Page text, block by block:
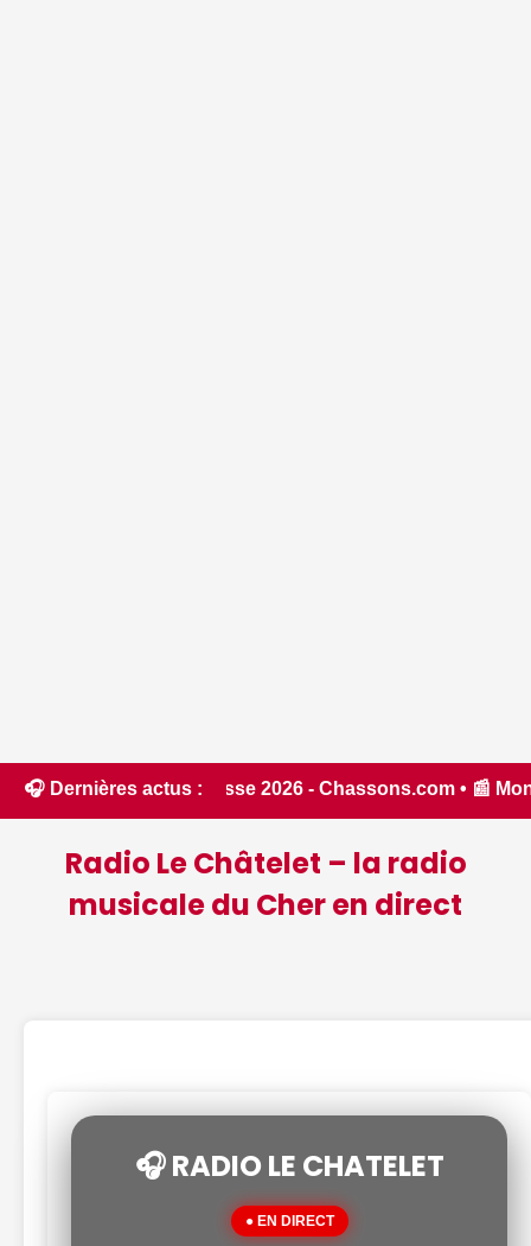
🎧 Dernières actus :
2026 - Chassons.com • 📰 MonuTrack : une
Radio Le Châtelet – la radio
musicale du Cher en direct
🎧 RADIO LE CHATELET
● EN DIRECT